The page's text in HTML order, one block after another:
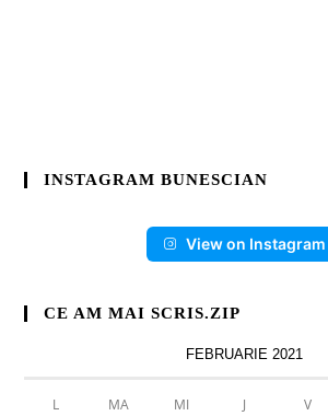
INSTAGRAM BUNESCIAN
View on Instagram
CE AM MAI SCRIS.ZIP
FEBRUARIE 2021
L MA MI J V